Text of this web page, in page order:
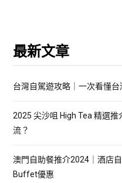
最新文章
台灣自駕遊攻略｜一次看懂台
2025 尖沙咀 High Tea 精選推
流？
澳門自助餐推介2024｜酒店
Buffet優惠